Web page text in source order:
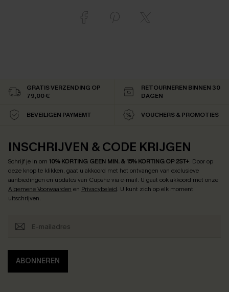
GRATIS VERZENDING OP
79,00 €
RETOURNEREN BINNEN 30
DAGEN
BEVEILIGEN PAYMEMT VOUCHERS & PROMOTIES
INSCHRIJVEN & CODE KRIJGEN
Schrijf je in om 10% KORTING GEEN MIN. & 15% KORTING OP 2ST+. Door op
deze knop te klikken, gaat u akkoord met het ontvangen van exclusieve
aanbiedingen en updates van Cupshe via e-mail. U gaat ook akkoord met onze
Algemene Voorwaarden en Privacybeleid. U kunt zich op elk moment
uitschrijven.
ABONNEREN